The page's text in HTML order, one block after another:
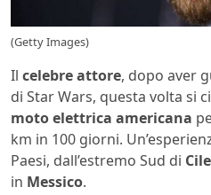
(Getty Images)
Il celebre attore, dopo aver
di Star Wars, questa volta si
motoelettrica americana
km in 100 giorni.
Paesi, dall’estremo Sud di Cile
in Messico.